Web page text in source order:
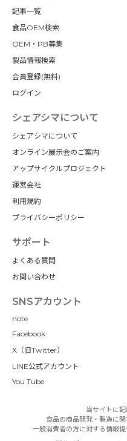
記事一覧
食品OEM検索
OEM・PB募集
製品情報検索
会員登録(無料)
ログイン
シェアシマについて
シェアシマについて
オンライン展示会のご案内
アップサイクルプロジェクト
運営会社
利用規約
プライバシーポリシー
サポート
よくある質問
お問い合わせ
SNSアカウント
note
Facebook
X（旧Twitter）
LINE公式アカウント
You Tube
当サイトに記
食品の商品開発・製造に
一般消費者の方に対する情報